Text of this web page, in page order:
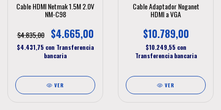
Cable HDMI Netmak 1.5M 2.0V
NM-C98
$4.835,00
$4.665,00
$4.431,75 con Transferencia
bancaria
VER
Cable Adaptador Noganet
HDMI a VGA
$10.789,00
$10.249,55 con
Transferencia bancaria
VER